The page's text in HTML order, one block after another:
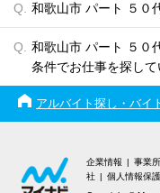
和歌山市 パート ５０
和歌山市 パート ５０
条件でお仕事を探して
アルバイト探し・バイ
企業情報 事業
社
個人情報保